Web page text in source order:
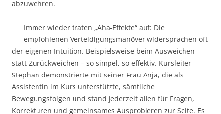
abzuwehren.
Immer wieder traten „Aha-Effekte“ auf: Die
empfohlenen Verteidigungsmanöver widersprachen oft
der eigenen Intuition. Beispielsweise beim Ausweichen
statt Zurückweichen – so simpel, so effektiv. Kursleiter
Stephan demonstrierte mit seiner Frau Anja, die als
Assistentin im Kurs unterstützte, sämtliche
Bewegungsfolgen und stand jederzeit allen für Fragen,
Korrekturen und gemeinsames Ausprobieren zur Seite. Es